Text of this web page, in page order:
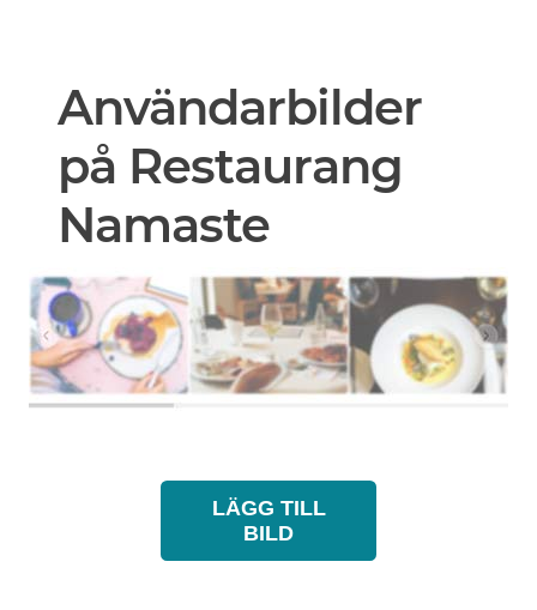
Användarbilder
på Restaurang
Namaste
LÄGG TILL
BILD